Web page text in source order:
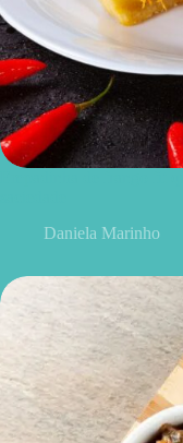
Daniela Marinho